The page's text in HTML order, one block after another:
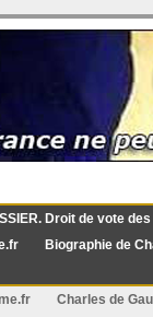
Droit de vote
Biographie de
Charles de